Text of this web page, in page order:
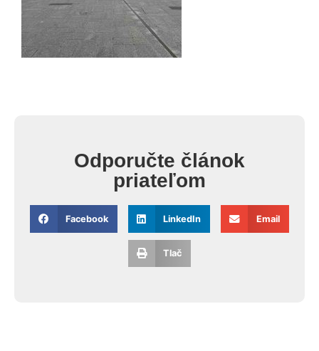
Odporučte článok
priateľom
Facebook LinkedIn Email
Tlač